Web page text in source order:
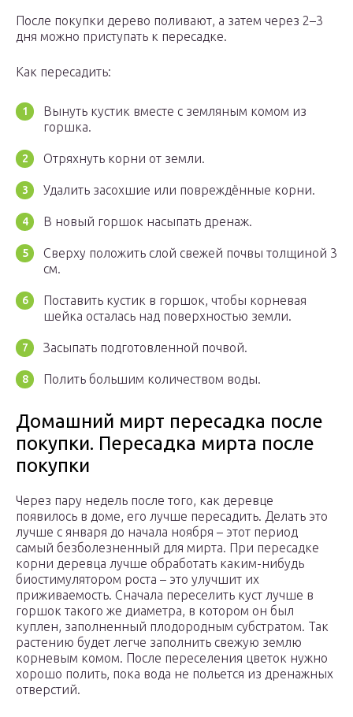
После покупки дерево поливают, а затем через 2–3
дня можно приступать к пересадке.
Как пересадить:
Вынуть кустик вместе с земляным комом из
горшка.
Отряхнуть корни от земли.
Удалить засохшие или повреждённые корни.
В новый горшок насыпать дренаж.
Сверху положить слой свежей почвы толщиной 3
см.
Поставить кустик в горшок, чтобы корневая
шейка осталась над поверхностью земли.
Засыпать подготовленной почвой.
Полить большим количеством воды.
Домашний мирт пересадка после
покупки. Пересадка мирта после
покупки
Через пару недель после того, как деревце
появилось в доме, его лучше пересадить. Делать это
лучше с января до начала ноября – этот период
самый безболезненный для мирта. При пересадке
корни деревца лучше обработать каким-нибудь
биостимулятором роста – это улучшит их
приживаемость. Сначала переселить куст лучше в
горшок такого же диаметра, в котором он был
куплен, заполненный плодородным субстратом. Так
растению будет легче заполнить свежую землю
корневым комом. После переселения цветок нужно
хорошо полить, пока вода не польется из дренажных
отверстий.